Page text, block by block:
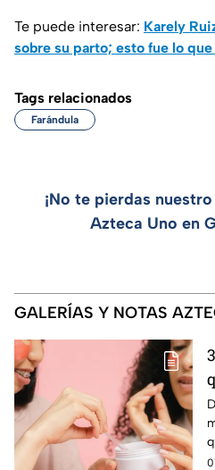
Te puede interesar: Karely
sobre su parto; esto fue lo que
Tags relacionados
Farándula
¡No te pierdas
Azteca Uno en
GALERÍAS Y NOTAS